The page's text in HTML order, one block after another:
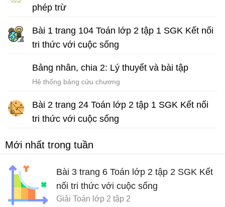
phép trừ
Bài 1 trang 104 Toán lớp 2 tập 1 SGK Kết nối
tri thức với cuộc sống
Bảng nhân, chia 2: Lý thuyết và bài tập
Hệ thống bảng cửu chương
Bài 2 trang 24 Toán lớp 2 tập 1 SGK Kết nối
tri thức với cuộc sống
Mới nhất trong tuần
Bài 3 trang 6 Toán lớp 2 tập 2 SGK Kết
nối tri thức với cuộc sống
Giải Toán lớp 2 tập 2